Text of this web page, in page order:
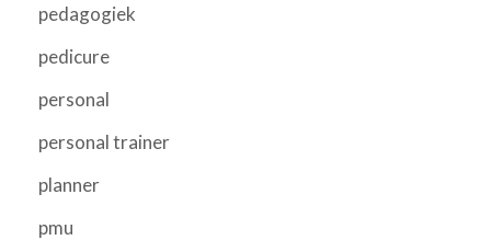
pedagogiek
pedicure
personal
personal trainer
planner
pmu